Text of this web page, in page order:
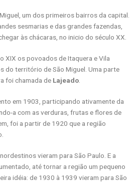
um dos primeiros bairros da capital.
sesmarias e das grandes fazendas,
às chácaras, no inicio do século XX.
XIX os povoados de Itaquera e Vila
do território de São Miguel. Uma parte
foi chamada de Lajeado
em 1903, participando ativamente da
a com as verduras, frutas e flores de
foi a partir de 1920 que a região
vieram para São Paulo. E a
até tornar a região um pequeno
idéia: de 1930 à 1939 vieram para São